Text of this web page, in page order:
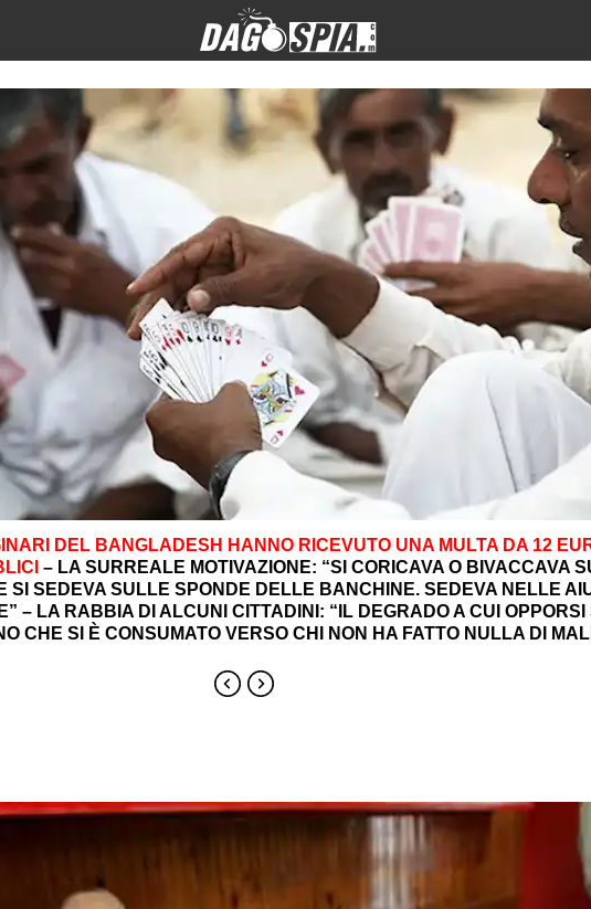
DEL BANGLADESH HANNO RICEVUTO UNA MULTA DA 12
– LA SURREALE MOTIVAZIONE: “SI CORICAVA O BIVACCAVA
SI SEDEVA SULLE SPONDE DELLE BANCHINE. SEDEVA NELLE
– LA RABBIA DI ALCUNI CITTADINI: “IL DEGRADO A CUI
CHE SI È CONSUMATO VERSO CHI NON HA FATTO NULLA DI